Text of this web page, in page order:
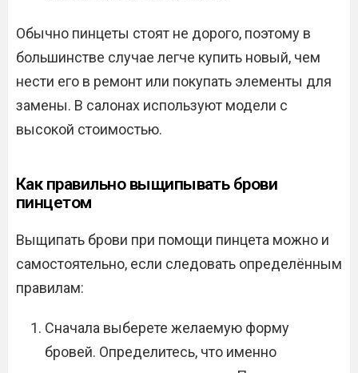
Обычно пинцеты стоят не дорого, поэтому в
большинстве случае легче купить новый, чем
нести его в ремонт или покупать элементы для
замены. В салонах используют модели с
высокой стоимостью.
Как правильно выщипывать брови
пинцетом
Выщипать брови при помощи пинцета можно и
самостоятельно, если следовать определённым
правилам:
Сначала выберете желаемую форму
бровей. Определитесь, что именно